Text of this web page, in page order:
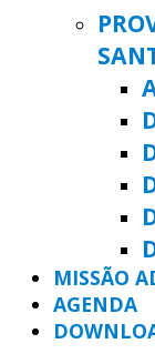
MISSÃO
AGENDA